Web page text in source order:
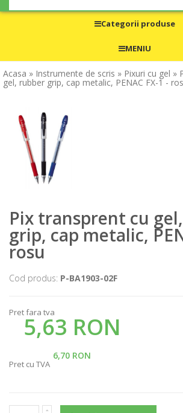
Categorii produse
MENIU
Acasa » Instrumente de scris » Pixuri cu gel »
gel, rubber grip, cap metalic, PENAC FX-1 -
Pix transprent cu
grip, cap metalic,
rosu
Cod produs: P-BA1903-02F
Pret fara tva
5,63 RON
6,70 RON
Pret cu TVA